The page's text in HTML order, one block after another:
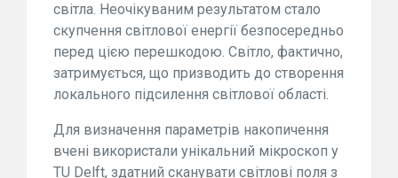
світла. Неочікуваним результатом стало
скупчення світлової енергії безпосередньо
перед цією перешкодою. Світло, фактично,
затримується, що призводить до створення
локального підсилення світлової області.
Для визначення параметрів накопичення
вчені використали унікальний мікроскоп у
TU Delft, здатний сканувати світлові поля з